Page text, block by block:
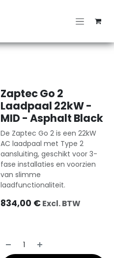
Zaptec Go 2
Laadpaal 22kW -
MID - Asphalt Black
De Zaptec Go 2 is een 22kW
AC laadpaal met Type 2
aansluiting, geschikt voor 3-
fase installaties en voorzien
van slimme
laadfunctionaliteit.
834,00 €Excl. BTW